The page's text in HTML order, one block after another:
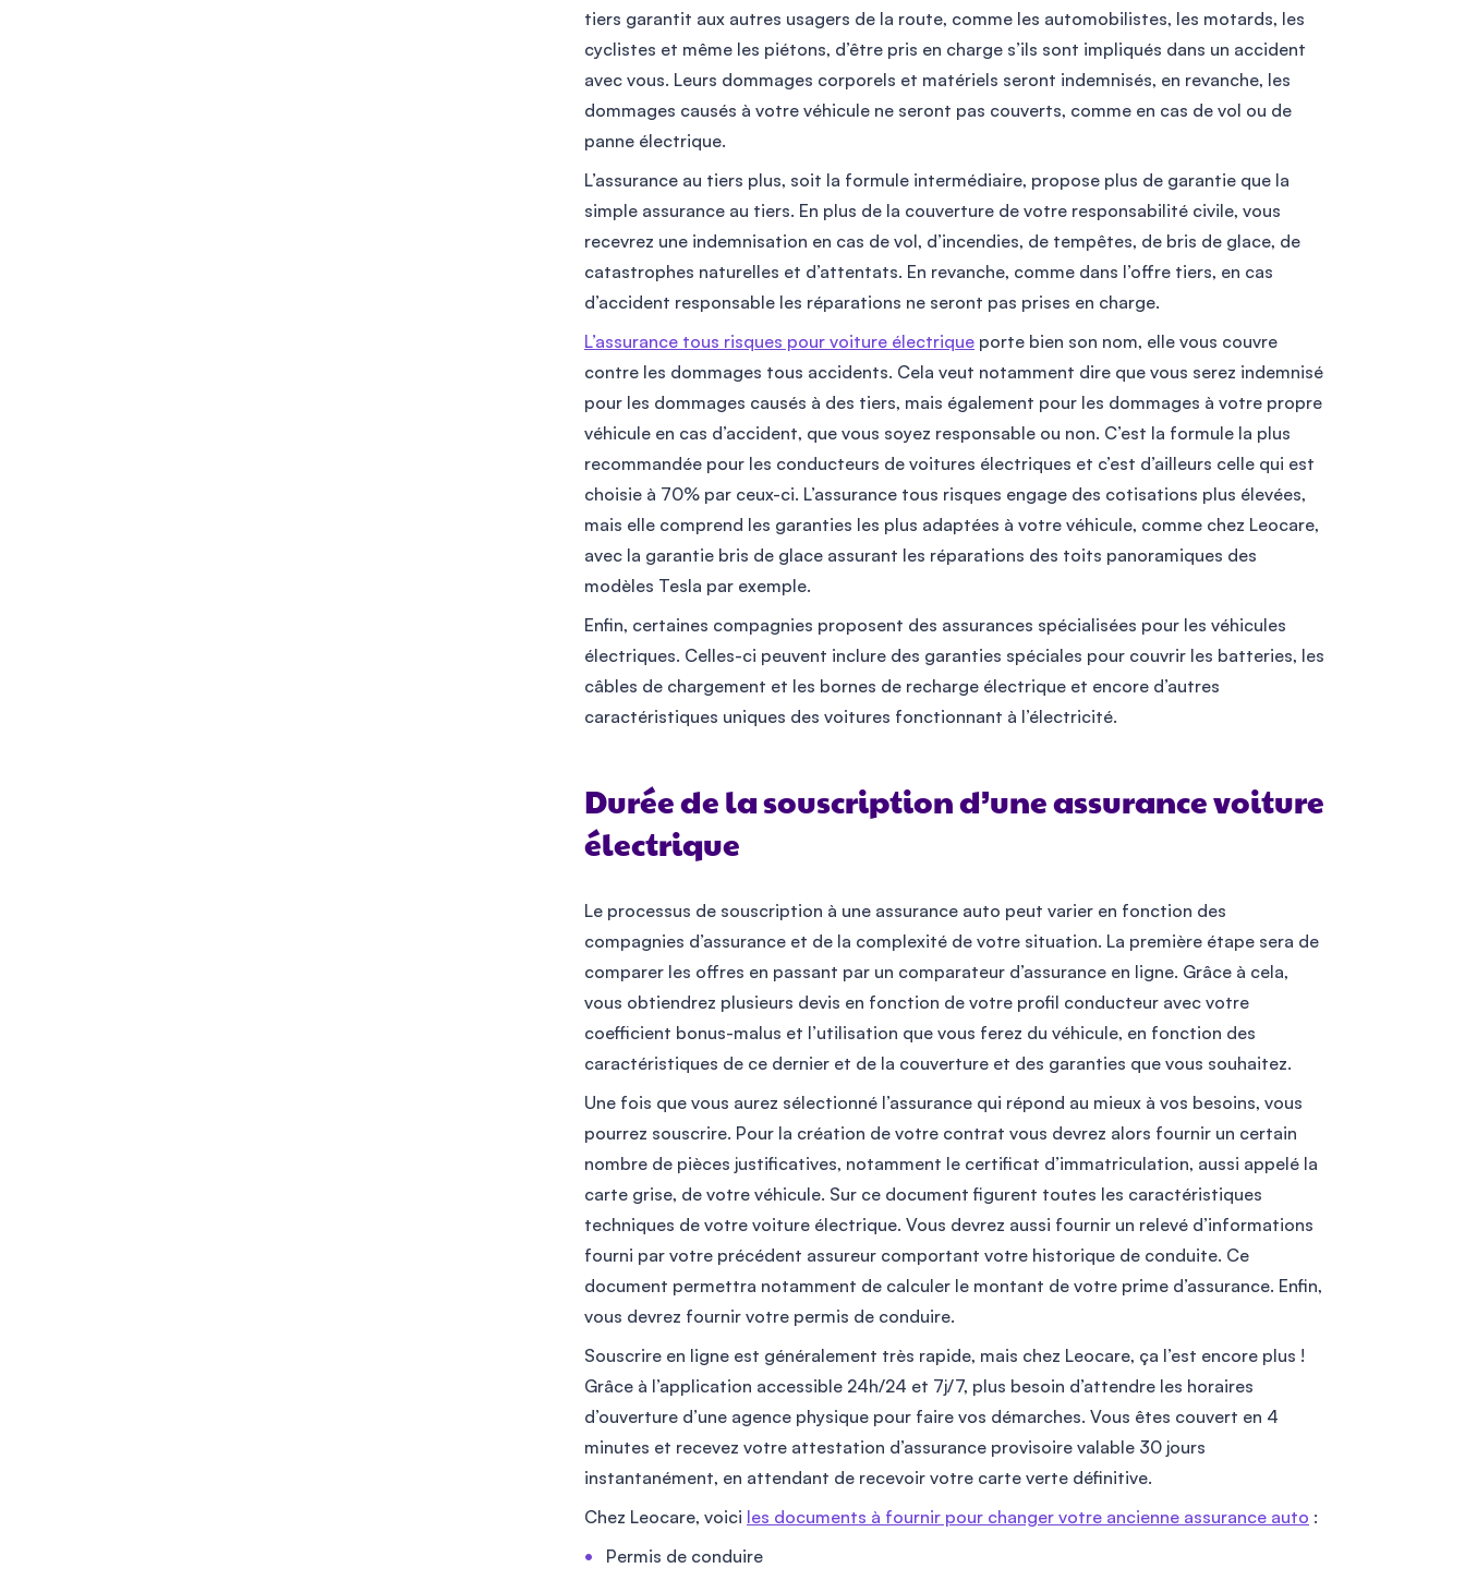
tiers garantit aux autres usagers de la route, comme les automobilistes, les motards, les
cyclistes et même les piétons, d’être pris en charge s’ils sont impliqués dans un accident
avec vous. Leurs dommages corporels et matériels seront indemnisés, en revanche, les
dommages causés à votre véhicule ne seront pas couverts, comme en cas de vol ou de
panne électrique.
L’assurance au tiers plus, soit la formule intermédiaire, propose plus de garantie que la
simple assurance au tiers. En plus de la couverture de votre responsabilité civile, vous
recevrez une indemnisation en cas de vol, d’incendies, de tempêtes, de bris de glace, de
catastrophes naturelles et d’attentats. En revanche, comme dans l’offre tiers, en cas
d’accident responsable les réparations ne seront pas prises en charge.
L’assurance tous risques pour voiture électrique porte bien son nom, elle vous couvre
contre les dommages tous accidents. Cela veut notamment dire que vous serez indemnisé
pour les dommages causés à des tiers, mais également pour les dommages à votre propre
véhicule en cas d’accident, que vous soyez responsable ou non. C’est la formule la plus
recommandée pour les conducteurs de voitures électriques et c’est d’ailleurs celle qui est
choisie à 70% par ceux-ci. L’assurance tous risques engage des cotisations plus élevées,
mais elle comprend les garanties les plus adaptées à votre véhicule, comme chez Leocare,
avec la garantie bris de glace assurant les réparations des toits panoramiques des
modèles Tesla par exemple.
Enfin, certaines compagnies proposent des assurances spécialisées pour les véhicules
électriques. Celles-ci peuvent inclure des garanties spéciales pour couvrir les batteries, les
câbles de chargement et les bornes de recharge électrique et encore d’autres
caractéristiques uniques des voitures fonctionnant à l’électricité.
Durée de la souscription d’une assurance voiture
électrique
Le processus de souscription à une assurance auto peut varier en fonction des
compagnies d’assurance et de la complexité de votre situation. La première étape sera de
comparer les offres en passant par un comparateur d’assurance en ligne. Grâce à cela,
vous obtiendrez plusieurs devis en fonction de votre profil conducteur avec votre
coefficient bonus-malus et l’utilisation que vous ferez du véhicule, en fonction des
caractéristiques de ce dernier et de la couverture et des garanties que vous souhaitez.
Une fois que vous aurez sélectionné l’assurance qui répond au mieux à vos besoins, vous
pourrez souscrire. Pour la création de votre contrat vous devrez alors fournir un certain
nombre de pièces justificatives, notamment le certificat d’immatriculation, aussi appelé la
carte grise, de votre véhicule. Sur ce document figurent toutes les caractéristiques
techniques de votre voiture électrique. Vous devrez aussi fournir un relevé d’informations
fourni par votre précédent assureur comportant votre historique de conduite. Ce
document permettra notamment de calculer le montant de votre prime d’assurance. Enfin,
vous devrez fournir votre permis de conduire.
Souscrire en ligne est généralement très rapide, mais chez Leocare, ça l’est encore plus !
Grâce à l’application accessible 24h/24 et 7j/7, plus besoin d’attendre les horaires
d’ouverture d’une agence physique pour faire vos démarches. Vous êtes couvert en 4
minutes et recevez votre attestation d’assurance provisoire valable 30 jours
instantanément, en attendant de recevoir votre carte verte définitive.
Chez Leocare, voici les documents à fournir pour changer votre ancienne assurance auto :
Permis de conduire